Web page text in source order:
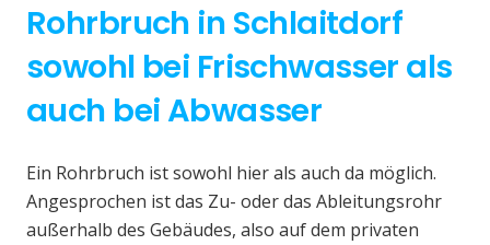
Rohrbruch in Schlaitdorf
sowohl bei Frischwasser als
auch bei Abwasser
Ein Rohrbruch ist sowohl hier als auch da möglich.
Angesprochen ist das Zu- oder das Ableitungsrohr
außerhalb des Gebäudes, also auf dem privaten